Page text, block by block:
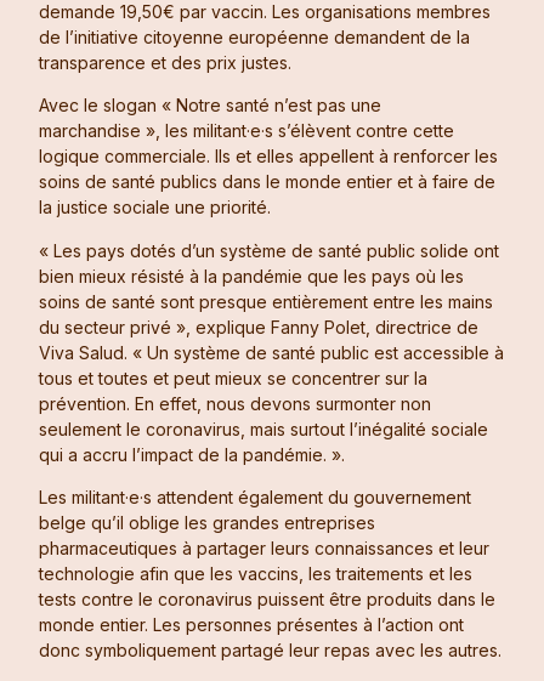
demande 19,50€ par vaccin. Les organisations membres
de l’initiative citoyenne européenne demandent de la
transparence et des prix justes.
Avec le slogan « Notre santé n’est pas une
marchandise », les militant·e·s s’élèvent contre cette
logique commerciale. Ils et elles appellent à renforcer les
soins de santé publics dans le monde entier et à faire de
la justice sociale une priorité.
« Les pays dotés d’un système de santé public solide ont
bien mieux résisté à la pandémie que les pays où les
soins de santé sont presque entièrement entre les mains
du secteur privé », explique Fanny Polet, directrice de
Viva Salud. « Un système de santé public est accessible à
tous et toutes et peut mieux se concentrer sur la
prévention. En effet, nous devons surmonter non
seulement le coronavirus, mais surtout l’inégalité sociale
qui a accru l’impact de la pandémie. ».
Les militant·e·s attendent également du gouvernement
belge qu’il oblige les grandes entreprises
pharmaceutiques à partager leurs connaissances et leur
technologie afin que les vaccins, les traitements et les
tests contre le coronavirus puissent être produits dans le
monde entier. Les personnes présentes à l’action ont
donc symboliquement partagé leur repas avec les autres.